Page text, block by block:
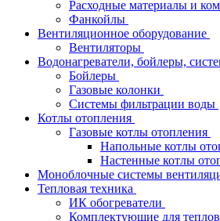
Расходные материалы и
Фанкойлы
Вентиляционное оборудование
Вентиляторы
Водонагреватели, бойлеры,
Бойлеры
Газовые колонки
Системы фильтрации воды
Котлы отопления
Газовые котлы отопления
Напольные котлы
Настенные котлы
Моноблочные системы
Тепловая техника
ИК обогреватели
Комплектующие для